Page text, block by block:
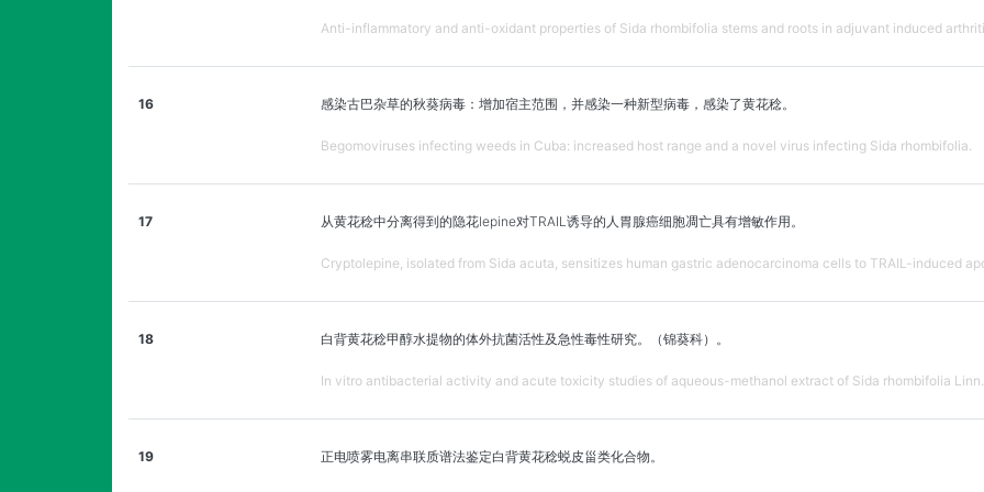
Anti-inflammatory and anti-oxidant properties of Sida rhombifolia stems and roots in adjuvant induced
16 感染古巴杂草的秋葵病毒：增加宿主范围，并感染一种新型病毒，感染了黄花稔。
Begomoviruses infecting weeds in Cuba: increased host range and a novel virus infecting Sida rhombifolia.
17 从黄花稔中分离得到的隐花lepine对TRAIL诱导的人胃腺癌细胞凋亡具有增敏作用。
Cryptolepine, isolated from Sida acuta, sensitizes human gastric adenocarcinoma cells to TRAIL-induced
18 白背黄花稔甲醇水提物的体外抗菌活性及急性毒性研究。（锦葵科）。
In vitro antibacterial activity and acute toxicity studies of aqueous-methanol extract of Sida rhombifolia
19 正电喷雾电离串联质谱法鉴定白背黄花稔蜕皮甾类化合物。